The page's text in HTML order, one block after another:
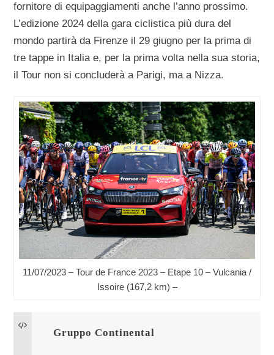
fornitore di equipaggiamenti anche l’anno prossimo.
L’edizione 2024 della gara ciclistica più dura del
mondo partirà da Firenze il 29 giugno per la prima di
tre tappe in Italia e, per la prima volta nella sua storia,
il Tour non si concluderà a Parigi, ma a Nizza.
11/07/2023 – Tour de France 2023 – Etape 10 – Vulcania /
Issoire (167,2 km) –
Gruppo Continental